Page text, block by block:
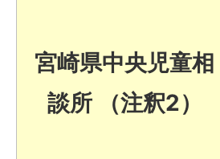
宮崎県中央児童相
談所 （注釈2）